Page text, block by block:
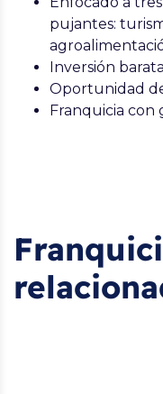
pujantes:
Inversión barata
Oportunidad
Franquicia con